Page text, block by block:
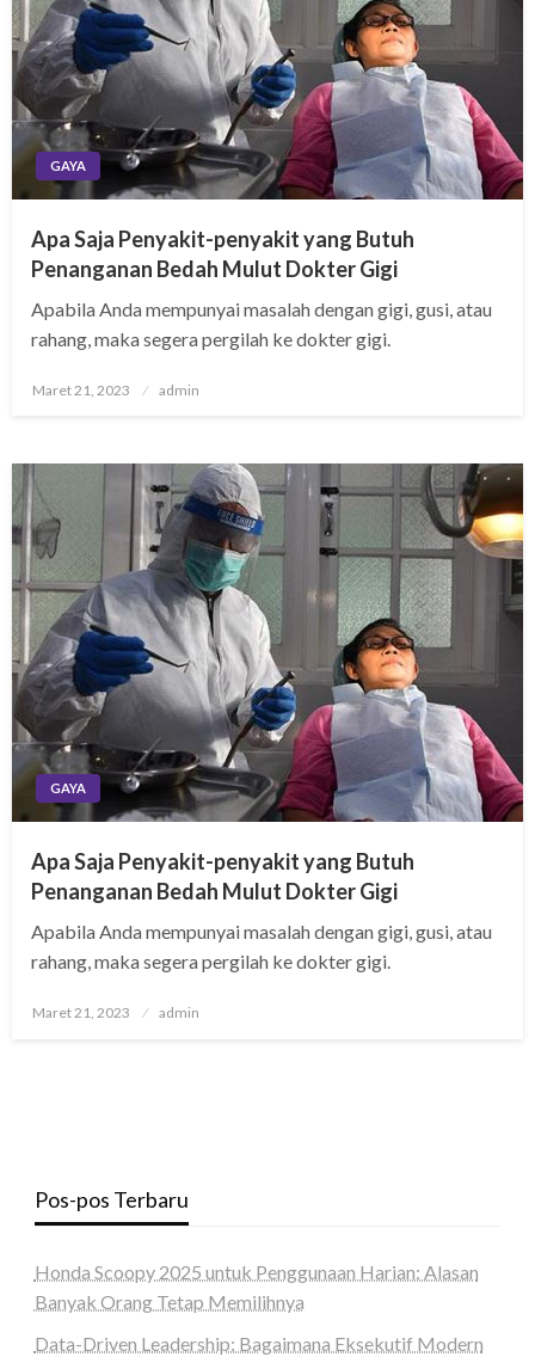
GAYA
Apa Saja Penyakit-penyakit yang Butuh
Penanganan Bedah Mulut Dokter Gigi
Apabila Anda mempunyai masalah dengan gigi, gusi, atau
rahang, maka segera pergilah ke dokter gigi.
Posted
Maret 21, 2023 admin
GAYA
Apa Saja Penyakit-penyakit yang Butuh
Penanganan Bedah Mulut Dokter Gigi
Apabila Anda mempunyai masalah dengan gigi, gusi, atau
rahang, maka segera pergilah ke dokter gigi.
Posted
Maret 21, 2023 admin
Pos-pos Terbaru
Honda Scoopy 2025 untuk Penggunaan Harian: Alasan
Banyak Orang Tetap Memilihnya
Data-Driven Leadership: Bagaimana Eksekutif Modern